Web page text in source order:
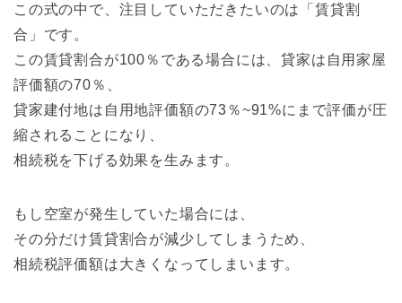
この式の中で、注目していただきたいのは「賃貸割
合」です。
この賃貸割合が100％である場合には、貸家は自用家屋
評価額の70％、
貸家建付地は自用地評価額の73％~91%にまで評価が圧
縮されることになり、
相続税を下げる効果を生みます。
もし空室が発生していた場合には、
その分だけ賃貸割合が減少してしまうため、
相続税評価額は大きくなってしまいます。